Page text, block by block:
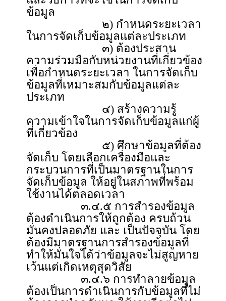
ข้อมูล
๒) กำหนดระยะเวลา
ในการจัดเก็บข้อมูลแต่ละประเภท
๓) ต้องประสาน
ความร่วมมือกับหน่วยงานที่เกี่ยวข้อง
เพื่อกำหนดระยะเวลา ในการจัดเก็บ
ข้อมูลที่เหมาะสมกับข้อมูลแต่ละ
ประเภท
๔) สร้างความรู้
ความเข้าใจในการจัดเก็บข้อมูลแก่ผู้
ที่เกี่ยวข้อง
๕) ศึกษาข้อมูลที่ต้อง
จัดเก็บ โดยเลือกเครื่องมือและ
กระบวนการที่เป็นมาตรฐานในการ
จัดเก็บข้อมูล ให้อยู่ในสภาพที่พร้อม
ใช้งานได้ตลอดเวลา
๓.๔.๕ การสำรองข้อมูล
ต้องดำเนินการให้ถูกต้อง ครบถ้วน
มั่นคงปลอดภัย และ เป็นปัจจุบัน โดย
ต้องมีมาตรฐานการสำรองข้อมูลที่
ทำให้มั่นใจได้ว่าข้อมูลจะไม่สูญหาย
เว้นแต่เกิดเหตุสุดวิสัย
๓.๔.๖ การทำลายข้อมูล
ต้องเป็นการดำเนินการกับข้อมูลที่ไม่